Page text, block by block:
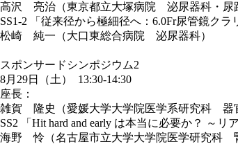
高沢 亮治（東京都立大塚病院 泌尿器科・尿
SS1-2 「従来径から極細径へ：6.0Fr尿管鏡クラ
松崎 純一（大口東総合病院 泌尿器科）
スポンサードシンポジウム2
8月29日（土） 13:30-14:30
座長：
雑賀 隆史（愛媛大学大学院医学系研究科
SS2 「Hit hard and early は本当に必要か？ ～リ
海野 怜（名古屋市立大学大学院医学研究科